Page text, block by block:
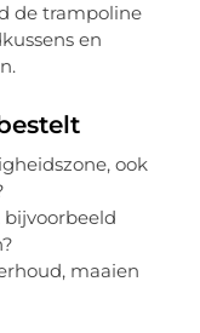
de trampoline
en
ook
bijvoorbeeld
maaien